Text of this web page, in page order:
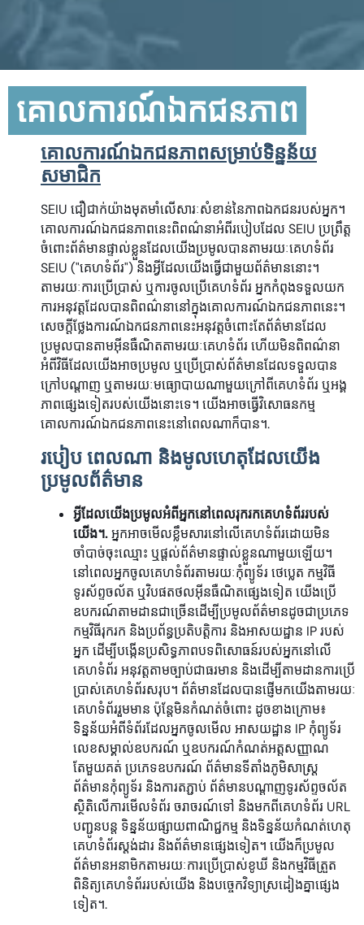
គោលការណ៍ឯកជនភាព
គោលការណ៍ឯកជនភាពសម្រាប់ទិន្នន័យ
សមាជិក
SEIU ជឿជាក់យ៉ាងមុតមាំលើសារៈសំខាន់នៃភាពឯកជនរបស់អ្នក។
គោលការណ៍ឯកជនភាពនេះពិពណ៌នាអំពីរបៀបដែល SEIU ប្រព្រឹត្ត
ចំពោះព័ត៌មានផ្ទាល់ខ្លួនដែលយើងប្រមូលបានតាមរយៈគេហទំព័រ
SEIU ("គេហទំព័រ") និងអ្វីដែលយើងធ្វើជាមួយព័ត៌មាននោះ។
តាមរយៈការប្រើប្រាស់ ឬការចូលប្រើគេហទំព័រ អ្នកកំពុងទទួលយក
ការអនុវត្តដែលបានពិពណ៌នានៅក្នុងគោលការណ៍ឯកជនភាពនេះ។
សេចក្តីថ្លែងការណ៍ឯកជនភាពនេះអនុវត្តចំពោះតែព័ត៌មានដែល
ប្រមូលបានតាមអ៊ីនធឺណិតតាមរយៈគេហទំព័រ ហើយមិនពិពណ៌នា
អំពីវិធីដែលយើងអាចប្រមូល ឬប្រើប្រាស់ព័ត៌មានដែលទទួលបាន
ក្រៅបណ្តាញ ឬតាមរយៈមធ្យោបាយណាមួយក្រៅពីគេហទំព័រ ឬអង្គ
ភាពផ្សេងទៀតរបស់យើងនោះទេ។ យើងអាចធ្វើវិសោធនកម្ម
គោលការណ៍ឯកជនភាពនេះនៅពេលណាក៏បាន។.
របៀប ពេលណា និងមូលហេតុដែលយើង
ប្រមូលព័ត៌មាន
អ្វីដែលយើងប្រមូលអំពីអ្នកនៅពេលរុករកគេហទំព័ររបស់
យើង។.អ្នកអាចមើលខ្លឹមសារនៅលើគេហទំព័រដោយមិន
ចាំបាច់ចុះឈ្មោះ ឬផ្តល់ព័ត៌មានផ្ទាល់ខ្លួនណាមួយឡើយ។
នៅពេលអ្នកចូលគេហទំព័រតាមរយៈកុំព្យូទ័រ ថេប្លេត កម្មវិធី
ទូរស័ព្ទចល័ត ឬវិបផតថលអ៊ីនធឺណិតផ្សេងទៀត យើងប្រើ
ឧបករណ៍តាមដានជាច្រើនដើម្បីប្រមូលព័ត៌មានដូចជាប្រភេទ
កម្មវិធីរុករក និងប្រព័ន្ធប្រតិបត្តិការ និងអាសយដ្ឋាន IP របស់
អ្នក ដើម្បីបង្កើនប្រសិទ្ធភាពបទពិសោធន៍របស់អ្នកនៅលើ
គេហទំព័រ អនុវត្តតាមច្បាប់ជាធរមាន និងដើម្បីតាមដានការប្រើ
ប្រាស់គេហទំព័រសរុប។ ព័ត៌មានដែលបានផ្ញើមកយើងតាមរយៈ
គេហទំព័ររួមមាន ប៉ុន្តែមិនកំណត់ចំពោះ ដូចខាងក្រោម៖
ទិន្នន័យអំពីទំព័រដែលអ្នកចូលមើល អាសយដ្ឋាន IP កុំព្យូទ័រ
លេខសម្គាល់ឧបករណ៍ ឬឧបករណ៍កំណត់អត្តសញ្ញាណ
តែមួយគត់ ប្រភេទឧបករណ៍ ព័ត៌មានទីតាំងភូមិសាស្ត្រ
ព័ត៌មានកុំព្យូទ័រ និងការតភ្ជាប់ ព័ត៌មានបណ្តាញទូរស័ព្ទចល័ត
ស្ថិតិលើការមើលទំព័រ ចរាចរណ៍ទៅ និងមកពីគេហទំព័រ URL
បញ្ជូនបន្ត ទិន្នន័យផ្សាយពាណិជ្ជកម្ម និងទិន្នន័យកំណត់ហេតុ
គេហទំព័រស្តង់ដារ និងព័ត៌មានផ្សេងទៀត។ យើងក៏ប្រមូល
ព័ត៌មានអនាមិកតាមរយៈការប្រើប្រាស់ខូឃី និងកម្មវិធីត្រួត
ពិនិត្យគេហទំព័ររបស់យើង និងបច្ចេកវិទ្យាស្រដៀងគ្នាផ្សេង
ទៀត។.